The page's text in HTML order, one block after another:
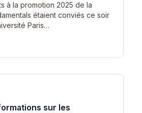
à la promotion 2025 de la
étaient conviés ce soir
Paris…
sur les